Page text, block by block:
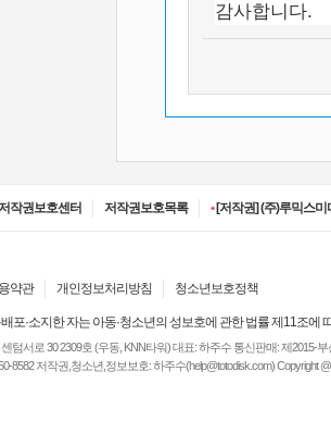
감사합니다.
작권보호센터 저작권보호목록
•[저작권] (주)루믹스미
•[저작권] (주)JAYE -
약관 개인정보처리방침 청소년보호정책
포·소지한 자는 아동·청소년의 성보호에 관한 법률 제11조에
텀서로 30 2309호 (우동, KNN타워) 대표: 하주수 통신판매: 제2015-
8582 저작권,청소년,정보보호: 하주수(help@totodisk.com) Copyright